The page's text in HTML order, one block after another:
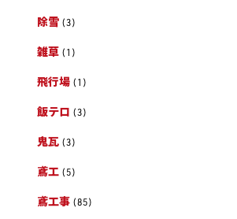
除雪 (3)
雑草 (1)
飛行場 (1)
飯テロ (3)
鬼瓦 (3)
鳶工 (5)
鳶工事 (85)